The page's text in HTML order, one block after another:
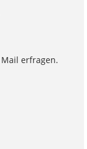
erfragen.